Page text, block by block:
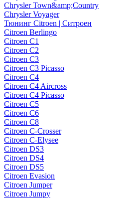
Chrysler Town&amp;Country
Chrysler Voyager
Тюнинг Citroen | Ситроен
Citroen Berlingo
Citroen C1
Citroen C2
Citroen C3
Citroen C3 Picasso
Citroen C4
Citroen C4 Aircross
Citroen C4 Picasso
Citroen C5
Citroen C6
Citroen C8
Citroen C-Crosser
Citroen C-Elysee
Citroen DS3
Citroen DS4
Citroen DS5
Citroen Evasion
Citroen Jumper
Citroen Jumpy